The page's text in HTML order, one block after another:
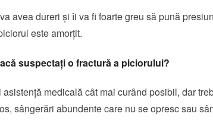
avea dureri și îi va fi foarte greu să pună
este amorțit.
suspectați o fractură a piciorului?
medicală cât mai curând posibil, dar
sângerări abundente care nu se opresc sau